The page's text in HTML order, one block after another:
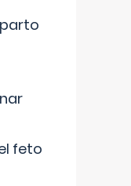
feto